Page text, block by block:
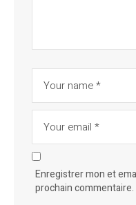
Enregistrer mon et
prochain commentaire.